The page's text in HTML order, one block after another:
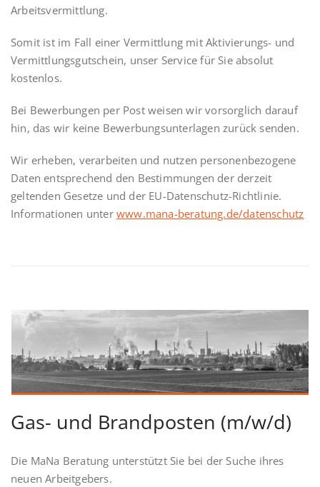
Arbeitsvermittlung.
Somit ist im Fall einer Vermittlung mit Aktivierungs- und
Vermittlungsgutschein, unser Service für Sie absolut
kostenlos.
Bei Bewerbungen per Post weisen wir vorsorglich darauf
hin, das wir keine Bewerbungsunterlagen zurück senden.
Wir erheben, verarbeiten und nutzen personenbezogene
Daten entsprechend den Bestimmungen der derzeit
geltenden Gesetze und der EU-Datenschutz-Richtlinie.
Informationen unter www.mana-beratung.de/datenschutz
Gas- und Brandposten (m/w/d)
Die MaNa Beratung unterstützt Sie bei der Suche ihres
neuen Arbeitgebers.